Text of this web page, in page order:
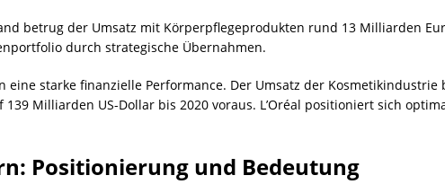
betrug der Umsatz mit Körperpflegeprodukten rund 13 Milliarden
durch strategische Übernahmen.
eine starke finanzielle Performance. Der Umsatz der
Milliarden US-Dollar bis 2020 voraus. L’Oréal positioniert sich
Positionierung und Bedeutung